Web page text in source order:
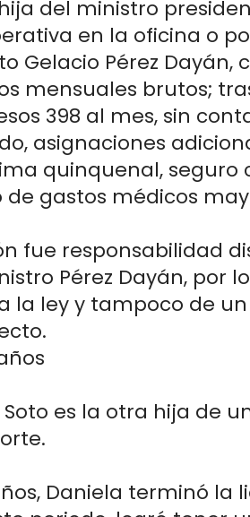
del ministro
en la oficina o
Gelacio Pérez Dayán,
mensuales brutos;
398 al mes, sin
asignaciones
quinquenal, seguro
de gastos médicos
fue responsabilidad
Pérez Dayán, por
la ley y tampoco de
es la otra hija de
Daniela terminó la